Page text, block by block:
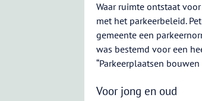
Waar ruimte ontstaat
met het parkeerbeleid.
gemeente een
was bestemd voor een
“Parkeerplaatsen
Voor jong en oud